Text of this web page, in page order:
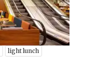
light lunch